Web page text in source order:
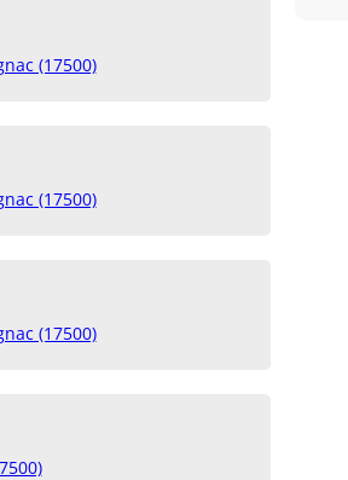
(17500)
(17500)
(17500)